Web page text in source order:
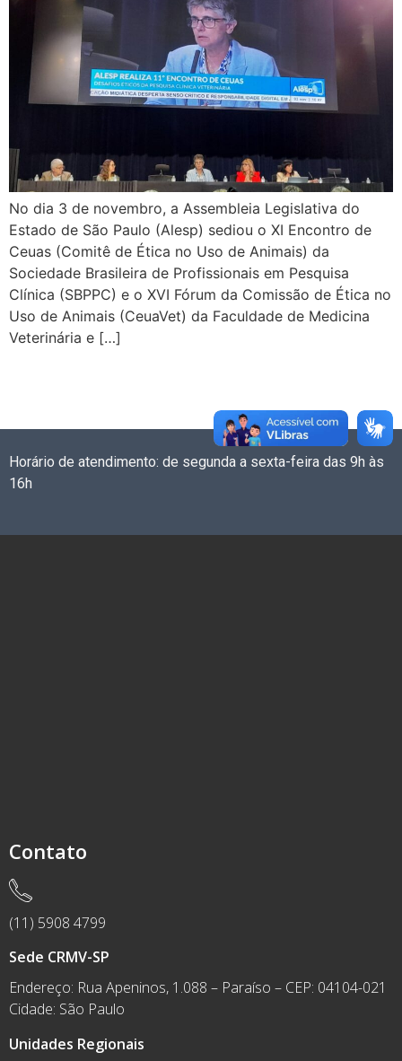
No dia 3 de novembro, a Assembleia Legislativa do
Estado de São Paulo (Alesp) sediou o XI Encontro de
Ceuas (Comitê de Ética no Uso de Animais) da
Sociedade Brasileira de Profissionais em Pesquisa
Clínica (SBPPC) e o XVI Fórum da Comissão de Ética no
Uso de Animais (CeuaVet) da Faculdade de Medicina
Veterinária e […]
Horário de atendimento: de segunda a sexta-feira das 9h às
16h
Contato
(11) 5908 4799
Sede CRMV-SP
Endereço: Rua Apeninos, 1.088 – Paraíso – CEP: 04104-021
Cidade: São Paulo
Unidades Regionais